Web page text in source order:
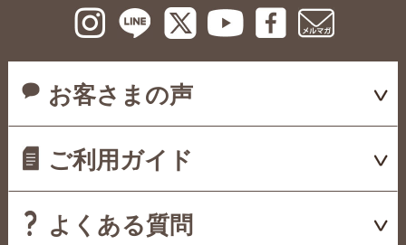
お客さまの声
ご利用ガイド
よくある質問